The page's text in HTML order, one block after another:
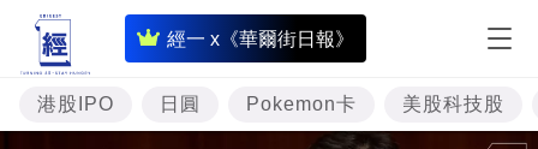
經一 x《華爾街日報》
即
時
財
經
港股IPO 日圓 Pokemon卡 美股科技股